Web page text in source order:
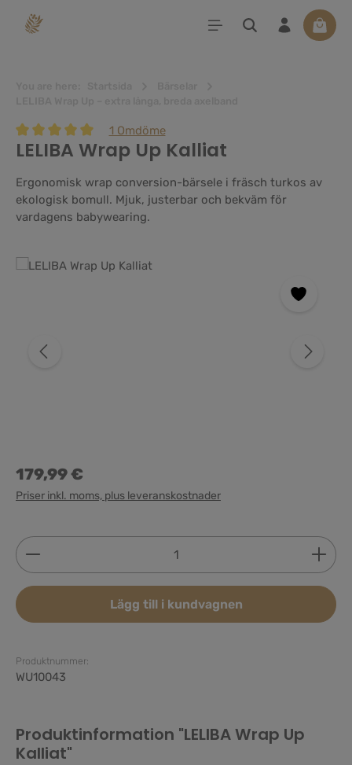
Genomsnittligt betyg på 5 av 5 stjärnor
1 Omdöme
LELIBA Wrap Up Kalliat
Ergonomisk wrap conversion-bärsele i fräsch turkos av
ekologisk bomull. Mjuk, justerbar och bekväm för
vardagens babywearing.
Hoppa över bildgalleri
179,99 €
Priser inkl. moms, plus leveranskostnader
Produktkvantitet: Ange önskat belopp eller
Lägg till i kundvagnen
Produktnummer:
WU10043
Produktinformation "LELIBA Wrap Up
Kalliat"